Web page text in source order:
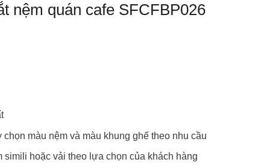
nệm quán cafe SFCFBP026
màu nệm và màu khung ghế theo nhu cầu
simili hoặc vải theo lựa chọn của khách hàng